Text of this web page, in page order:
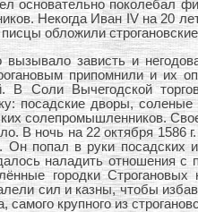
основательно поколебал
Некогда Иван IV на 20
обложили
зависть и
припомнили и их
В Соли Вычегодской
посадские дворы,
солепромышленников.
В ночь на 22 октября 1586
Он попал в руки
наладить отношения с
городки
сил и казны, чтобы
крупного из